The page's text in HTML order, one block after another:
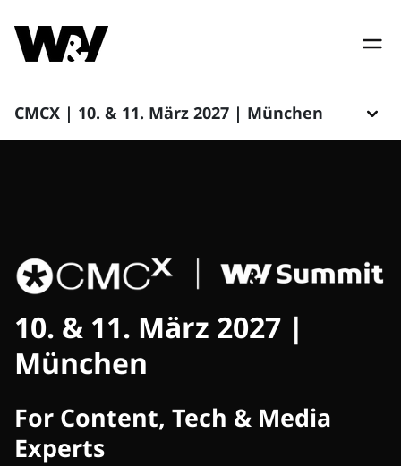
CMCX | 10. & 11. März 2027 | München
CMCX
10. & 11. März 2027 |
München
For Content, Tech & Media
Experts